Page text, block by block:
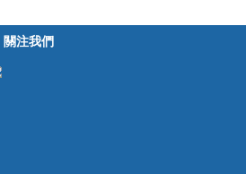
關注我們